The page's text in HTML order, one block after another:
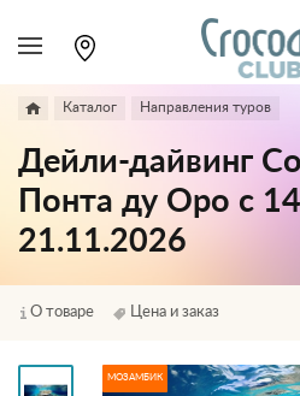
Каталог Направления туров
Дейли-дайвинг
Понта ду Оро с
21.11.2026
О товаре Цена и заказ
МОЗАМБИК